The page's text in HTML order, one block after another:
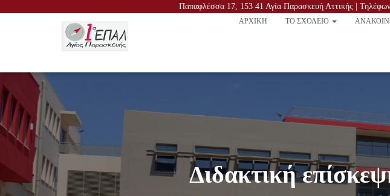
Παπαφλέσσα 17, 153 41 Αγία Παρασκευή Αττικής |
ΑΡΧΙΚΉ TO ΣΧΟΛΕΙΟ
Διδακτική